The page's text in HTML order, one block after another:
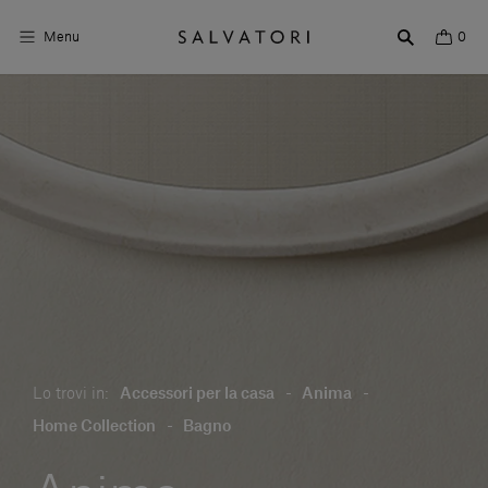
Menu 0
Arredo bagno
Lo trovi in: Accessori per la casa - Anima -
Home Collection - Bagno